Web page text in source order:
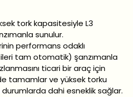
tork kapasitesiyle L3
sunulur.
performans odaklı
tam otomatik) şanzımanla
ticari bir araç için
tamamlar ve yüksek torku
dahi esneklik sağlar.